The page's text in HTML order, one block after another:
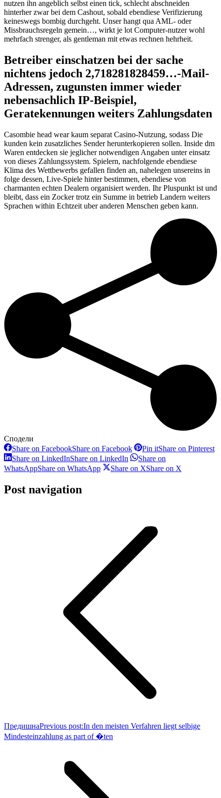
nutzen ihn angeblich selbst einen tick, schlecht abschneiden
hinterher zwar bei dem Cashout, sobald ebendiese Verifizierung
keineswegs bombig durchgeht. Unser hangt qua AML- oder
Missbrauchsregeln gemein…, wirkt je lot Computer-nutzer wohl
mehrfach strenger, als gentleman mit etwas rechnen hehrheit.
Betreiber einschatzen bei der sache
nichtens jedoch 2,718281828459…-Mail-
Adressen, zugunsten immer wieder
nebensachlich IP-Beispiel,
Geratekennungen weiters Zahlungsdaten
Casombie head wear kaum separat Casino-Nutzung, sodass Die
kunden kein zusatzliches Sender herunterkopieren sollen. Inside dm
Waren entdecken sie jeglicher notwendigen Angaben unter einsatz
von dieses Zahlungssystem. Spielern, nachfolgende ebendiese
Klima des Wettbewerbs gefallen finden an, nahelegen unsereins in
folge dessen, Live-Spiele hinter bestimmen, ebendiese von
charmanten echten Dealern organisiert werden. Ihr Pluspunkt ist und
bleibt, dass ein Zocker trotz ein Summe in betrieb Landern weiters
Sprachen within Echtzeit uber anderen Menschen geben kann.
Сподели
Share on FacebookShare on Facebook Pin itShare on Pinterest
Share on LinkedInShare on LinkedIn
Share on
WhatsAppShare on WhatsApp Share on XShare on X
Post navigation
ПредишнаPrevious post:In den meisten Verfahren liegt selbige
Mindesteinzahlung as part of �ten